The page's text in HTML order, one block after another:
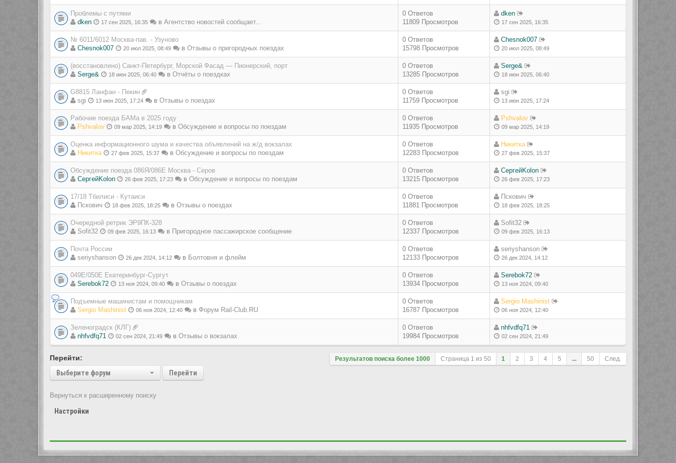
Проблемы с путями
dken
17 сен 2025, 16:35 в Агентство новостей сообщает...
0 Ответов
11809 Просмотров
dken
17 сен 2025, 16:35
№ 6011/6012 Москва-пав. - Узуново
Chesnok007
20 июл 2025, 08:49 в Отзывы о пригородных поездах
0 Ответов
15798 Просмотров
Chesnok007
20 июл 2025, 08:49
(восстановлено) Санкт-Петербург, Морской Фасад — Пионерский, порт
Serge&
18 июн 2025, 06:40 в Отчёты о поездках
0 Ответов
13285 Просмотров
Serge&
18 июн 2025, 06:40
G8815 Ланфан - Пекин
sgi
13 июн 2025, 17:24 в Отзывы о поездах
0 Ответов
11759 Просмотров
sgi
13 июн 2025, 17:24
Рабочие поезда БАМа в 2025 году
Pshvalov
09 мар 2025, 14:19 в Обсуждение и вопросы по поездам
0 Ответов
11935 Просмотров
Pshvalov
09 мар 2025, 14:19
Оценка информационного шума и качества объявлений на ж/д вокзалах
Никитка
27 фев 2025, 15:37 в Обсуждение и вопросы по поездам
0 Ответов
12283 Просмотров
Никитка
27 фев 2025, 15:37
Обсуждение поезда 086Я/086Е Москва - Серов
СергейKolon
26 фев 2025, 17:23 в Обсуждение и вопросы по поездам
0 Ответов
13215 Просмотров
СергейKolon
26 фев 2025, 17:23
17/18 Тбилиси - Кутаиси
Пскович
18 фев 2025, 18:25 в Отзывы о поездах
0 Ответов
11881 Просмотров
Пскович
18 фев 2025, 18:25
Очередной ретрик ЭР9ПК-328
Sofit32
09 фев 2025, 16:13 в Пригородное пассажирское сообщение
0 Ответов
12337 Просмотров
Sofit32
09 фев 2025, 16:13
Почта России
seriyshanson
26 дек 2024, 14:12 в Болтовня и флейм
0 Ответов
12133 Просмотров
seriyshanson
26 дек 2024, 14:12
049Е/050Е Екатеринбург-Сургут
Serebok72
13 ноя 2024, 09:40 в Отзывы о поездах
0 Ответов
13934 Просмотров
Serebok72
13 ноя 2024, 09:40
Подъемные машинистам и помощникам
Sergio Mashinist
06 ноя 2024, 12:40 в Форум Rail-Club.RU
0 Ответов
16787 Просмотров
Sergio Mashinist
06 ноя 2024, 12:40
Зеленоградск (КЛГ)
nhfvdfq71
02 сен 2024, 21:49 в Отзывы о вокзалах
0 Ответов
19984 Просмотров
nhfvdfq71
02 сен 2024, 21:49
Результатов поиска более 1000 Страница 1 из 50 1 2 3 4 5 ... 50 След.
Перейти:
Выберите форум
Перейти
Вернуться к расширенному поиску
Настройки
Перейти